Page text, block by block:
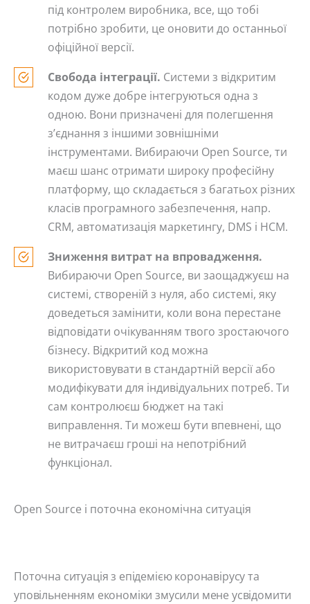
під контролем виробника, все, що тобі
потрібно зробити, це оновити до останньої
офіційної версії.
Свобода інтеграції. Системи з відкритим
кодом дуже добре інтегруються одна з
одною. Вони призначені для полегшення
з’єднання з іншими зовнішніми
інструментами. Вибираючи Open Source, ти
маєш шанс отримати широку професійну
платформу, що складається з багатьох різних
класів програмного забезпечення, напр.
CRM, автоматизація маркетингу, DMS і HCM.
Зниження витрат на впровадження.
Вибираючи Open Source, ви заощаджуєш на
системі, створеній з нуля, або системі, яку
доведеться замінити, коли вона перестане
відповідати очікуванням твого зростаючого
бізнесу. Відкритий код можна
використовувати в стандартній версії або
модифікувати для індивідуальних потреб. Ти
сам контролюєш бюджет на такі
виправлення. Ти можеш бути впевнені, що
не витрачаєш гроші на непотрібний
функціонал.
Open Source і поточна економічна ситуація
Поточна ситуація з епідемією коронавірусу та
уповільненням економіки змусили мене усвідомити